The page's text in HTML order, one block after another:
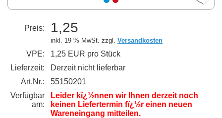
Preis: 1,25
inkl. 19 % MwSt. zzgl. Versandkosten
VPE:
1,25 EUR pro Stück
Lieferzeit:
Derzeit nicht lieferbar
Art.Nr.:
55150201
Verfügbar
am:
Leider kï¿½nnen wir Ihnen derzeit noch
keinen Liefertermin fï¿½r einen neuen
Wareneingang mitteilen.